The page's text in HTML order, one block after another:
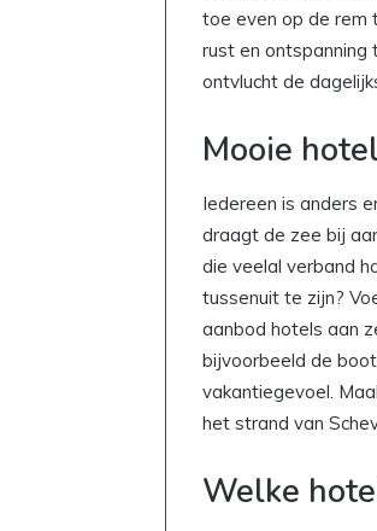
toe even op de rem
rust en ontspanning
ontvlucht de
Mooie
Iedereen is anders
draagt de zee bij
die veelal verband
tussenuit te zijn?
aanbod hotels aan
bijvoorbeeld de
vakantiegevoel.
het strand van
Welke